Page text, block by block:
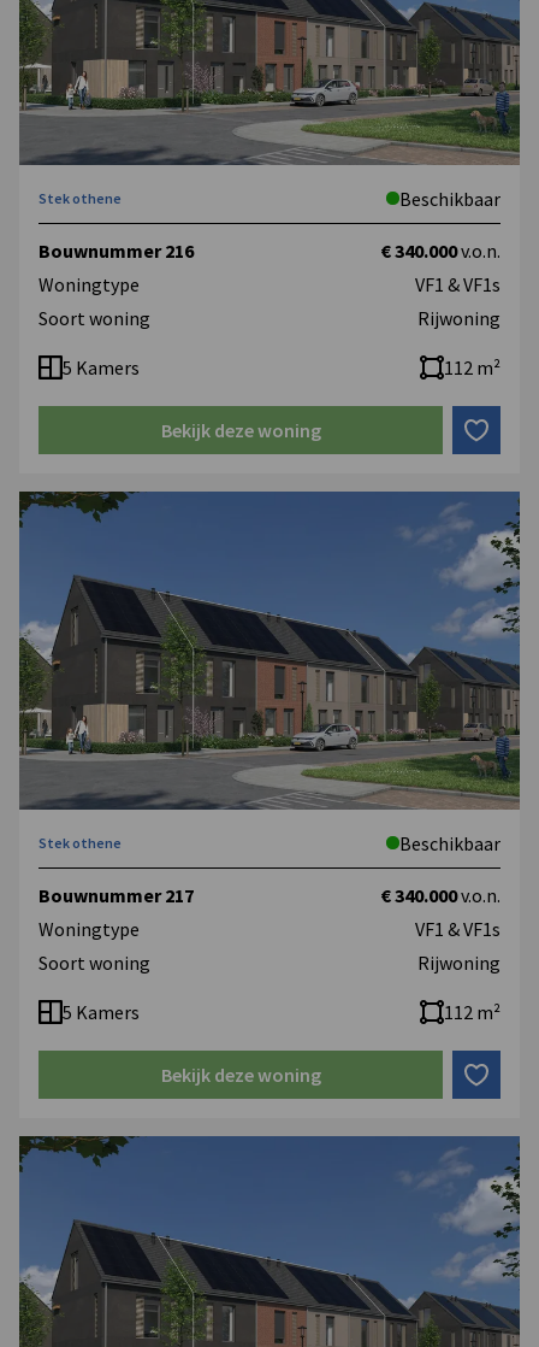
Stek othene Beschikbaar
Bouwnummer 216 € 340.000v.o.n.
Woningtype
VF1 & VF1s
Soort woning
Rijwoning
5 Kamers 112 m²
Bekijk deze woning
Stek othene Beschikbaar
Bouwnummer 217 € 340.000v.o.n.
Woningtype
VF1 & VF1s
Soort woning
Rijwoning
5 Kamers 112 m²
Bekijk deze woning